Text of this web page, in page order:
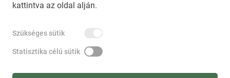
kattintva az oldal alján.
Szükséges sütik
Statisztika célú sütik
IMPRESSZUM
NEMZETI KÖZLEMÉNYTÁR MEGRENDELÉS
AKADÁLYMENTESÍTÉSI NYILATKOZAT
SÚGÓ